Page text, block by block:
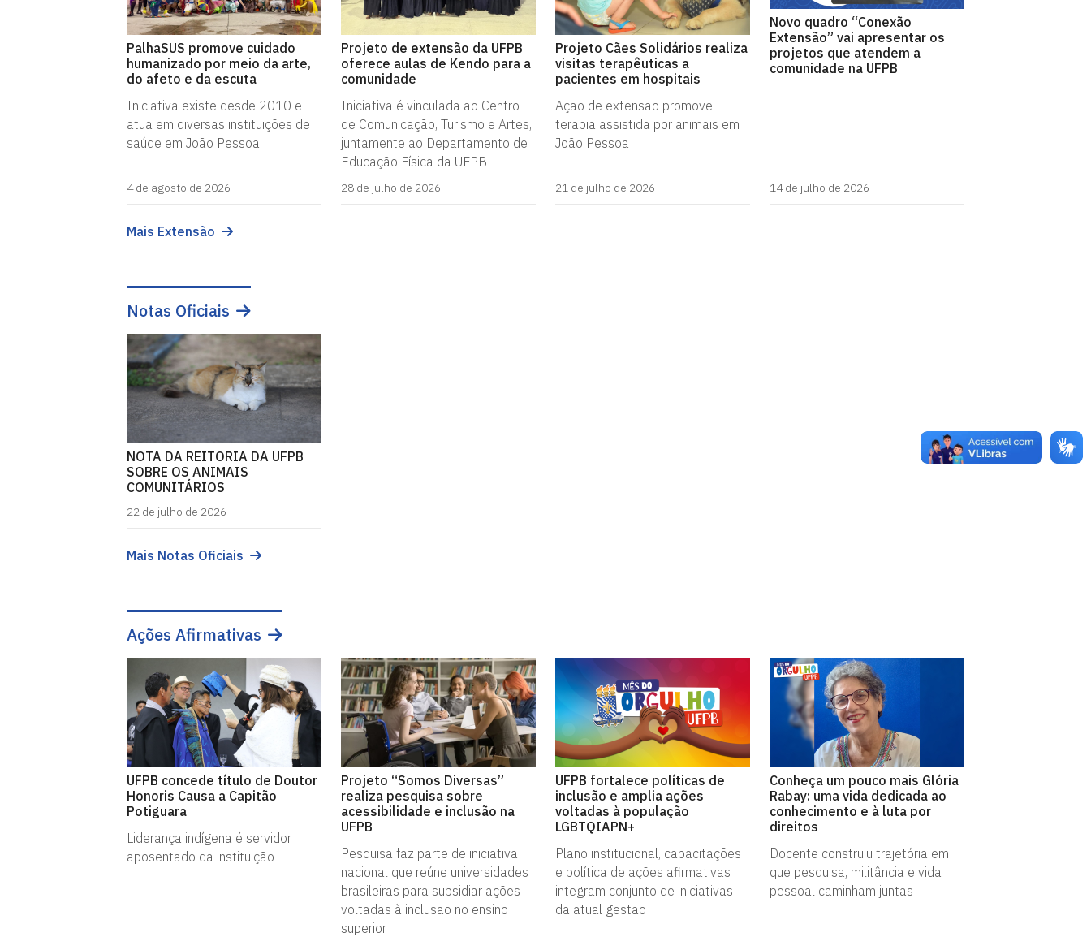
PalhaSUS promove cuidado
humanizado por meio da arte,
do afeto e da escuta
Iniciativa existe desde 2010 e
atua em diversas instituições de
saúde em João Pessoa
4 de agosto de 2026
Projeto de extensão da UFPB
oferece aulas de Kendo para a
comunidade
Iniciativa é vinculada ao Centro
de Comunicação, Turismo e Artes,
juntamente ao Departamento de
Educação Física da UFPB
28 de julho de 2026
Projeto Cães Solidários realiza
visitas terapêuticas a
pacientes em hospitais
Ação de extensão promove
terapia assistida por animais em
João Pessoa
21 de julho de 2026
Novo quadro “Conexão
Extensão” vai apresentar os
projetos que atendem a
comunidade na UFPB
14 de julho de 2026
Mais Extensão
Notas Oficiais
NOTA DA REITORIA DA UFPB
SOBRE OS ANIMAIS
COMUNITÁRIOS
22 de julho de 2026
Mais Notas Oficiais
Ações Afirmativas
UFPB concede título de Doutor
Honoris Causa a Capitão
Potiguara
Liderança indígena é servidor
aposentado da instituição
Projeto “Somos Diversas”
realiza pesquisa sobre
acessibilidade e inclusão na
UFPB
Pesquisa faz parte de iniciativa
nacional que reúne universidades
brasileiras para subsidiar ações
voltadas à inclusão no ensino
superior
UFPB fortalece políticas de
inclusão e amplia ações
voltadas à população
LGBTQIAPN+
Plano institucional, capacitações
e política de ações afirmativas
integram conjunto de iniciativas
da atual gestão
Conheça um pouco mais Glória
Rabay: uma vida dedicada ao
conhecimento e à luta por
direitos
Docente construiu trajetória em
que pesquisa, militância e vida
pessoal caminham juntas